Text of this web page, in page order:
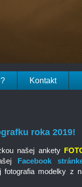
Kontakt
roka 2019!
našej ankety
Facebook
fotografia modelky z